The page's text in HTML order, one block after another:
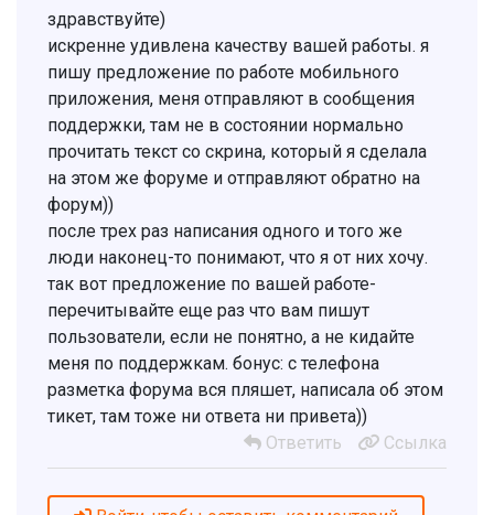
здравствуйте)
искренне удивлена качеству вашей работы. я
пишу предложение по работе мобильного
приложения, меня отправляют в сообщения
поддержки, там не в состоянии нормально
прочитать текст со скрина, который я сделала
на этом же форуме и отправляют обратно на
форум))
после трех раз написания одного и того же
люди наконец-то понимают, что я от них хочу.
так вот предложение по вашей работе-
перечитывайте еще раз что вам пишут
пользователи, если не понятно, а не кидайте
меня по поддержкам. бонус: с телефона
разметка форума вся пляшет, написала об этом
тикет, там тоже ни ответа ни привета))
Ответить
Ссылка